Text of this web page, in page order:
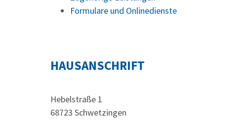
Formulare und Onlinedienste
HAUSANSCHRIFT
Hebelstraße 1
68723 Schwetzingen